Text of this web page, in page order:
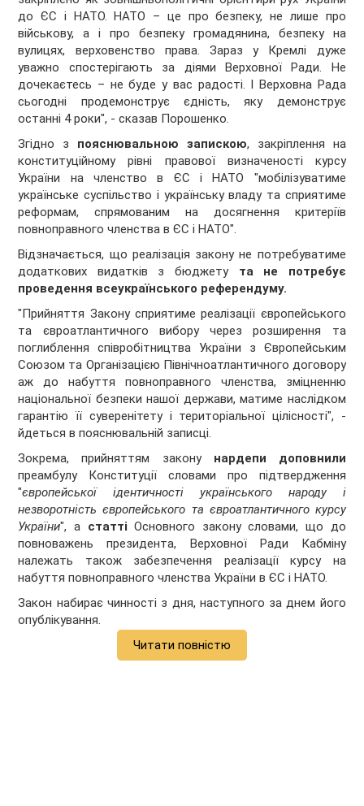
до ЄС і НАТО. НАТО – це про безпеку, не лише про
військову, а і про безпеку громадянина, безпеку на
вулицях, верховенство права. Зараз у Кремлі дуже
уважно спостерігають за діями Верховної Ради. Не
дочекаєтесь – не буде у вас радості. І Верховна Рада
сьогодні продемонструє єдність, яку демонструє
останні 4 роки", - сказав Порошенко.
Згідно з пояснювальною запискою, закріплення на
конституційному рівні правової визначеності курсу
України на членство в ЄС і НАТО "мобілізуватиме
українське суспільство і українську владу та сприятиме
реформам, спрямованим на досягнення критеріїв
повноправного членства в ЄС і НАТО".
Відзначається, що реалізація закону не потребуватиме
додаткових видатків з бюджету та не потребує
проведення всеукраїнського референдуму.
"Прийняття Закону сприятиме реалізації європейського
та євроатлантичного вибору через розширення та
поглиблення співробітництва України з Європейським
Союзом та Організацією Північноатлантичного договору
аж до набуття повноправного членства, зміцненню
національної безпеки нашої держави, матиме наслідком
гарантію її суверенітету і територіальної цілісності", -
йдеться в пояснювальній записці.
Зокрема, прийняттям закону нардепи доповнили
преамбулу Конституції словами про підтвердження
"європейської ідентичності українського народу і
незворотність європейського та євроатлантичного курсу
України", а статтіОсновного закону словами, що до
повноважень президента, Верховної Ради Кабміну
належать також забезпечення реалізації курсу на
набуття повноправного членства України в ЄС і НАТО.
Закон набирає чинності з дня, наступного за днем його
опублікування.
Читати повністю